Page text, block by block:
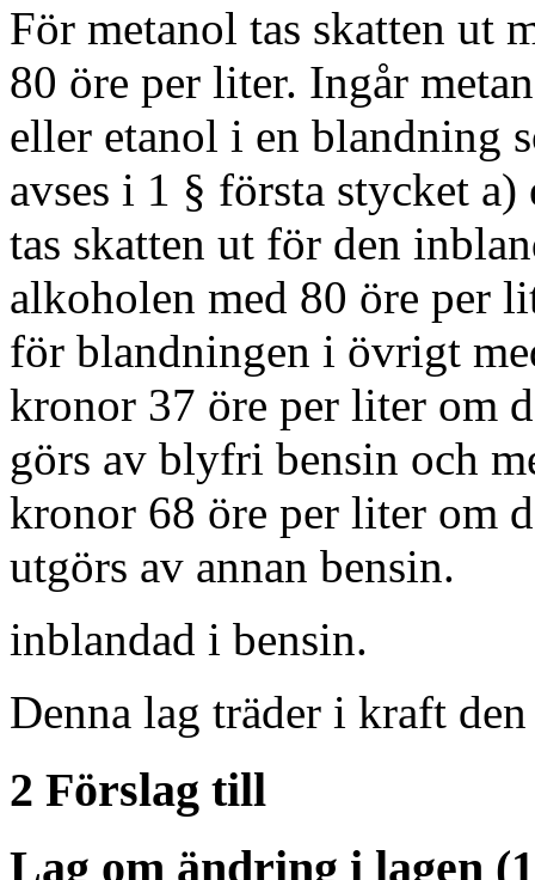
För metanol tas skatten ut
80 öre per liter. Ingår
eller etanol i en blandning
avses i 1 § första stycket a)
tas skatten ut för den
alkoholen med 80 öre per
för blandningen i övrigt
kronor 37 öre per liter om
görs av blyfri bensin och
kronor 68 öre per liter om
utgörs av annan bensin.
inblandad i bensin.
Denna lag träder i kraft
2 Förslag till
Lag om ändring i lagen